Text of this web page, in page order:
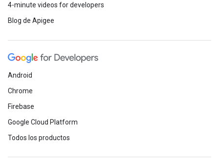
4-minute videos for developers
Blog de Apigee
Android
Chrome
Firebase
Google Cloud Platform
Todos los productos